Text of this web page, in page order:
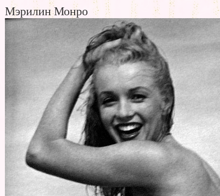
Мэрилин Монро